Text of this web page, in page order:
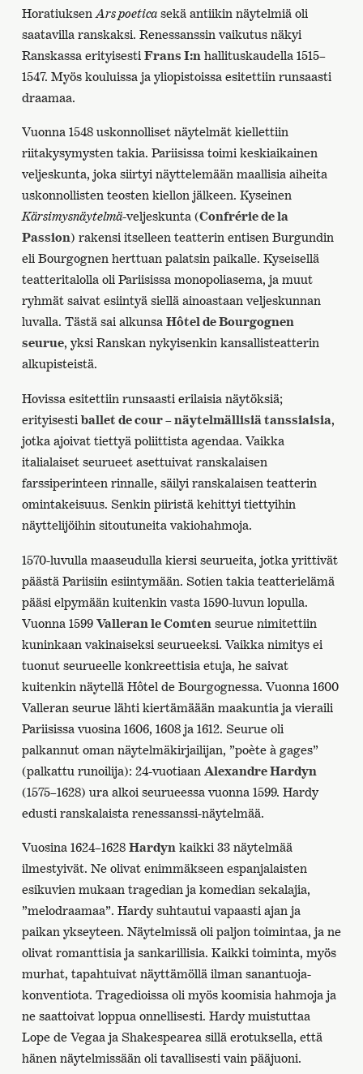
Horatiuksen Ars poeticasekä antiikin näytelmiä oli
saatavilla ranskaksi. Renessanssin vaikutus näkyi
Ranskassa erityisesti Frans I:n hallituskaudella 1515–
1547. Myös kouluissa ja yliopistoissa esitettiin runsaasti
draamaa.
Vuonna 1548 uskonnolliset näytelmät kiellettiin
riitakysymysten takia. Pariisissa toimi keskiaikainen
veljeskunta, joka siirtyi näyttelemään maallisia aiheita
uskonnollisten teosten kiellon jälkeen. Kyseinen
Kärsimysnäytelmä-veljeskunta (Confrérie de la
Passion) rakensi itselleen teatterin entisen Burgundin
eli Bourgognen herttuan palatsin paikalle. Kyseisellä
teatteritalolla oli Pariisissa monopoliasema, ja muut
ryhmät saivat esiintyä siellä ainoastaan veljeskunnan
luvalla. Tästä sai alkunsa Hôtel de Bourgognen
seurue, yksi Ranskan nykyisenkin kansallisteatterin
alkupisteistä.
Hovissa esitettiin runsaasti erilaisia näytöksiä;
erityisestiballet de cour – näytelmällisiä tanssiaisia,
jotka ajoivat tiettyä poliittista agendaa. Vaikka
italialaiset seurueet asettuivat ranskalaisen
farssiperinteen rinnalle, säilyi ranskalaisen teatterin
omintakeisuus. Senkin piiristä kehittyi tiettyihin
näyttelijöihin sitoutuneita vakiohahmoja.
1570-luvulla maaseudulla kiersi seurueita, jotka yrittivät
päästä Pariisiin esiintymään. Sotien takia teatterielämä
pääsi elpymään kuitenkin vasta 1590-luvun lopulla.
Vuonna 1599 Valleran le Comten seurue nimitettiin
kuninkaan vakinaiseksi seurueeksi. Vaikka nimitys ei
tuonut seurueelle konkreettisia etuja, he saivat
kuitenkin näytellä Hôtel de Bourgognessa. Vuonna 1600
Valleran seurue lähti kiertämäään maakuntia ja vieraili
Pariisissa vuosina 1606, 1608 ja 1612. Seurue oli
palkannut oman näytelmäkirjailijan, ”poète à gages”
(palkattu runoilija): 24-vuotiaan Alexandre Hardyn
(1575–1628) ura alkoi seurueessa vuonna 1599. Hardy
edusti ranskalaista renessanssi-näytelmää.
Vuosina 1624–1628 Hardyn kaikki 33 näytelmää
ilmestyivät. Ne olivat enimmäkseen espanjalaisten
esikuvien mukaan tragedian ja komedian sekalajia,
”melodraamaa”. Hardy suhtautui vapaasti ajan ja
paikan ykseyteen. Näytelmissä oli paljon toimintaa, ja ne
olivat romanttisia ja sankarillisia. Kaikki toiminta, myös
murhat, tapahtuivat näyttämöllä ilman sanantuoja-
konventiota. Tragedioissa oli myös koomisia hahmoja ja
ne saattoivat loppua onnellisesti. Hardy muistuttaa
Lope de Vegaa ja Shakespearea sillä erotuksella, että
hänen näytelmissään oli tavallisesti vain pääjuoni.